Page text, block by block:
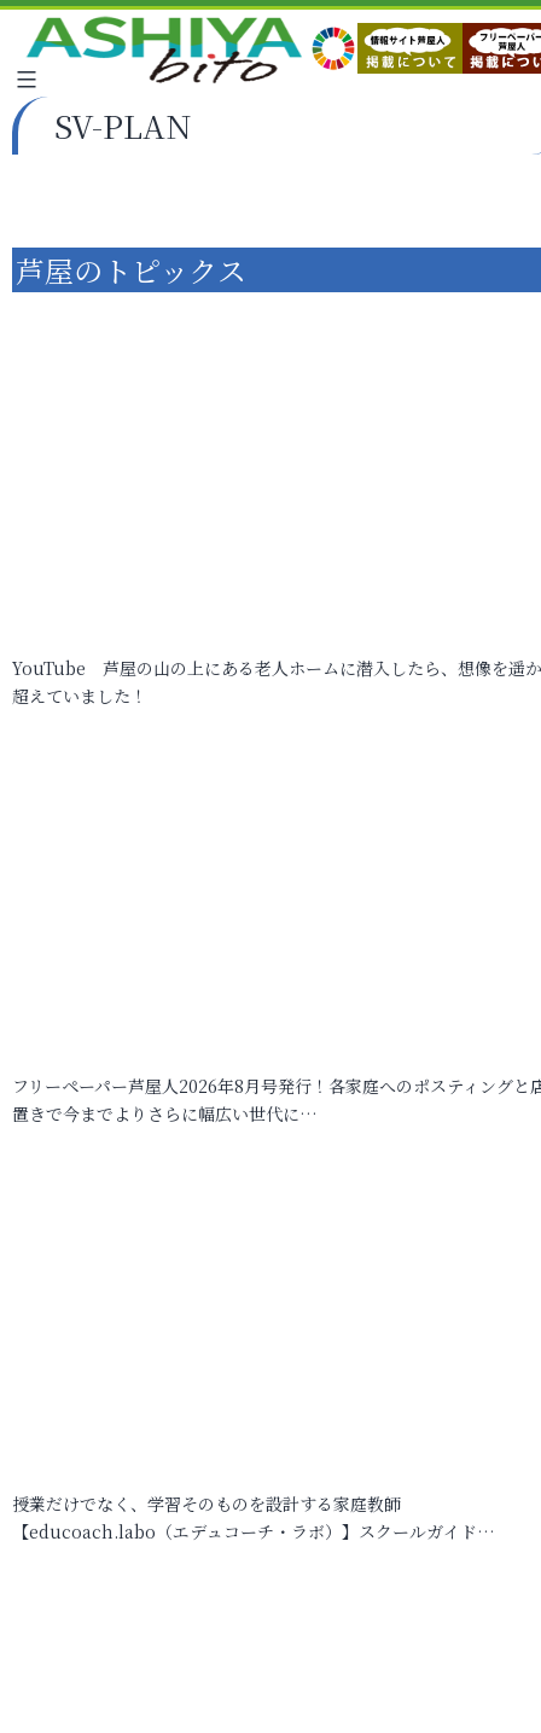
SV-PLAN
芦屋のトピックス
YouTube 芦屋の山の上にある老人ホームに潜入したら、想像を遥
超えていました！
フリーペーパー芦屋人2026年8月号発行！各家庭へのポスティングと
置きで今までよりさらに幅広い世代に…
授業だけでなく、学習そのものを設計する家庭教師
【educoach.labo（エデュコーチ・ラボ）】スクールガイド…